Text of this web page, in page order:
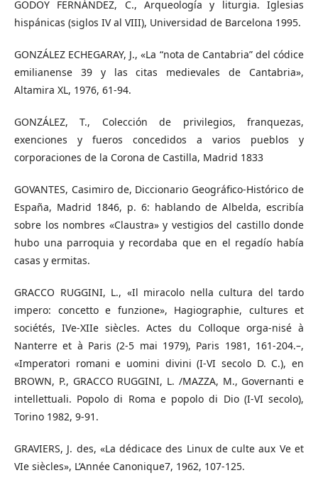
GODOY FERNÁNDEZ, C., Arqueología y liturgia. Iglesias
hispánicas (siglos IV al VIII), Universidad de Barcelona 1995.
GONZÁLEZ ECHEGARAY, J., «La “nota de Cantabria” del códice
emilianense 39 y las citas medievales de Cantabria»,
Altamira XL, 1976, 61-94.
GONZÁLEZ, T., Colección de privilegios, franquezas,
exenciones y fueros concedidos a varios pueblos y
corporaciones de la Corona de Castilla, Madrid 1833
GOVANTES, Casimiro de, Diccionario Geográfico-Histórico de
España, Madrid 1846, p. 6: hablando de Albelda, escribía
sobre los nombres «Claustra» y vestigios del castillo donde
hubo una parroquia y recordaba que en el regadío había
casas y ermitas.
GRACCO RUGGINI, L., «Il miracolo nella cultura del tardo
impero: concetto e funzione», Hagiographie, cultures et
sociétés, IVe-XIIe siècles. Actes du Colloque orga-nisé à
Nanterre et à Paris (2-5 mai 1979), Paris 1981, 161-204.–,
«Imperatori romani e uomini divini (I-VI secolo D. C.), en
BROWN, P., GRACCO RUGGINI, L. /MAZZA, M., Governanti e
intellettuali. Popolo di Roma e popolo di Dio (I-VI secolo),
Torino 1982, 9-91.
GRAVIERS, J. des, «La dédicace des Linux de culte aux Ve et
VIe siècles», L’Année Canonique7, 1962, 107-125.